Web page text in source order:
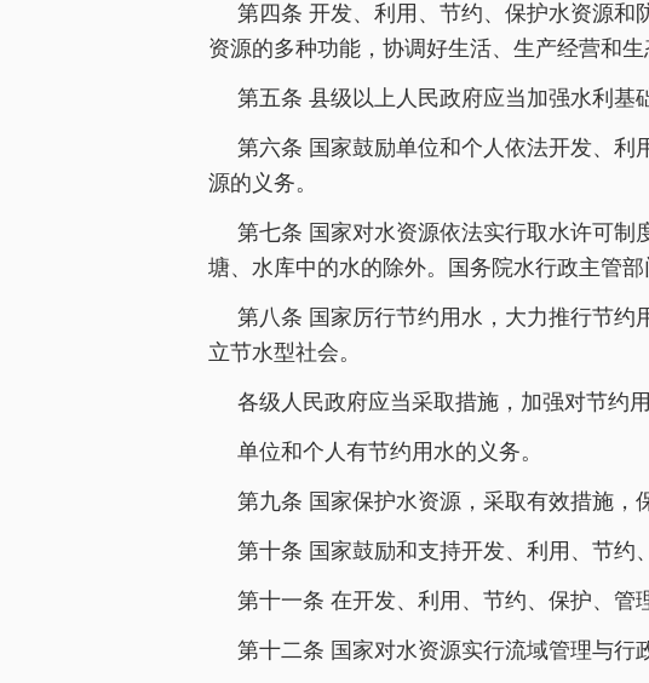
第四条 开发、利用、节约、保护水资源和
资源的多种功能，协调好生活、生产经营和生
第五条 县级以上人民政府应当加强水利基
第六条 国家鼓励单位和个人依法开发、利
源的义务。
第七条 国家对水资源依法实行取水许可制
塘、水库中的水的除外。国务院水行政主管
第八条 国家厉行节约用水，大力推行节约
立节水型社会。
各级人民政府应当采取措施，加强对节约
单位和个人有节约用水的义务。
第九条 国家保护水资源，采取有效措施，
第十条 国家鼓励和支持开发、利用、节约
第十一条 在开发、利用、节约、保护、管
第十二条 国家对水资源实行流域管理与行